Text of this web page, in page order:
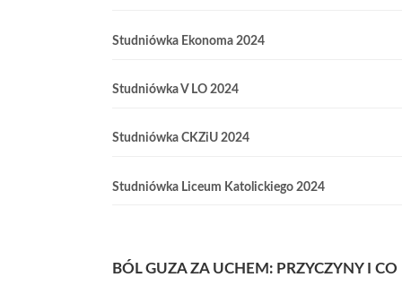
Studniówka Ekonoma 2024
Studniówka V LO 2024
Studniówka CKZiU 2024
Studniówka Liceum Katolickiego 2024
BÓL GUZA ZA UCHEM: PRZYCZYNY I CO